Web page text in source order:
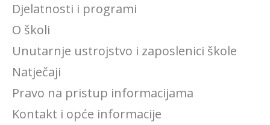
Djelatnosti i programi
O školi
Unutarnje ustrojstvo i zaposlenici škole
Natječaji
Pravo na pristup informacijama
Kontakt i opće informacije